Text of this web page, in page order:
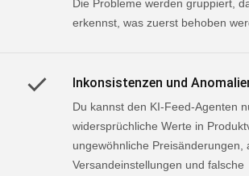
Die Probleme werden gruppiert,
erkennst, was zuerst behoben
Inkonsistenzen und
Du kannst den KI-Feed-Agenten
widersprüchliche Werte in
ungewöhnliche Preisänderungen,
Versandeinstellungen und falsche